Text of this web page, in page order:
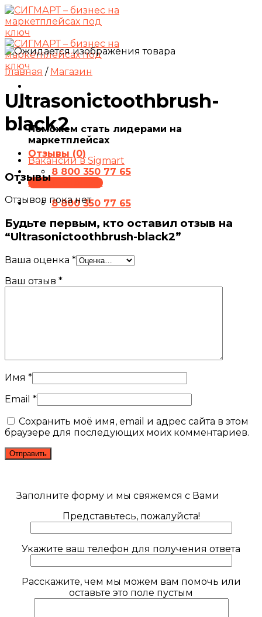
Skip
to
content
Поможем стать лидерами на
маркетплейсах
Вакансии в Sigmart
8 800 350 77 65
ПРЕЗЕНТАЦИЯ
8 800 350 77 65
Главная / Магазин
Ultrasonictoothbrush-
black2
Отзывы (0)
Отзывы
Отзывов пока нет.
Будьте первым, кто оставил отзыв на
“Ultrasonictoothbrush-black2”
Ваша оценка *
Ваш отзыв *
Имя *
Email *
Сохранить моё имя, email и адрес сайта в этом
браузере для последующих моих комментариев.
Заполните форму и мы свяжемся с Вами
Представьтесь, пожалуйста!
Укажите ваш телефон для получения ответа
Расскажите, чем мы можем вам помочь или
оставьте это поле пустым